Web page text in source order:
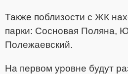
Также поблизости с ЖК
парки: Сосновая Поляна,
Полежаевский.
На первом уровне будут